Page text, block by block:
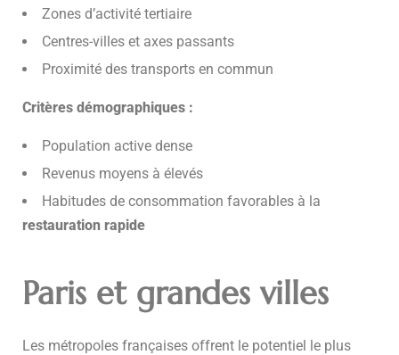
Zones d’activité tertiaire
Centres-villes et axes passants
Proximité des transports en commun
Critères démographiques :
Population active dense
Revenus moyens à élevés
Habitudes de consommation favorables à la
restauration rapide
Paris et grandes villes
Les métropoles françaises offrent le potentiel le plus